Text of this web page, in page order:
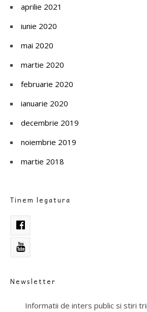
aprilie 2021
iunie 2020
mai 2020
martie 2020
februarie 2020
ianuarie 2020
decembrie 2019
noiembrie 2019
martie 2018
Tinem legatura
Newsletter
Informatii de inters public si stiri